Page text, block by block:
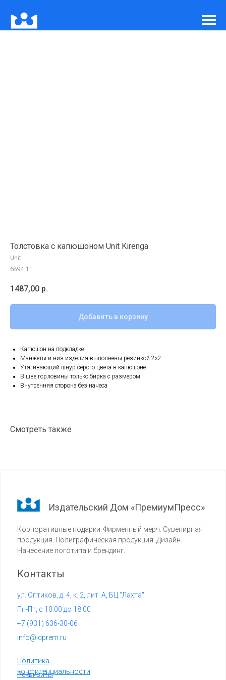
Толстовка с капюшоном Unit Kirenga
Unit
6894.11
1487,00 р.
Добавить в корзину
Капюшон на подкладке
Манжеты и низ изделия выполнены резинкой 2х2
Утягивающий шнур серого цвета в капюшоне
В шве горловины только бирка с размером
Внутренняя сторона без начеса
Смотреть также
Издательский Дом «ПремиумПресс»
Корпоративные подарки. Фирменный мерч. Сувенирная
продукция. Полиграфическая продукция. Дизайн.
Нанесение логотипа и брендинг.
info@idprem.ru
Контакты
Политика
конфиденциальности
+7 (931) 636-30-06
Реквизиты
ул. Оптиков, д. 4, к. 2, лит. А, БЦ "Лахта"
Пн-Пт, с 10:00 до 18:00